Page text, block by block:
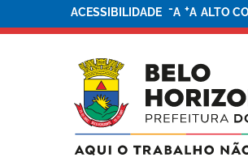
ACESSIBILIDADE -A +A ALTO